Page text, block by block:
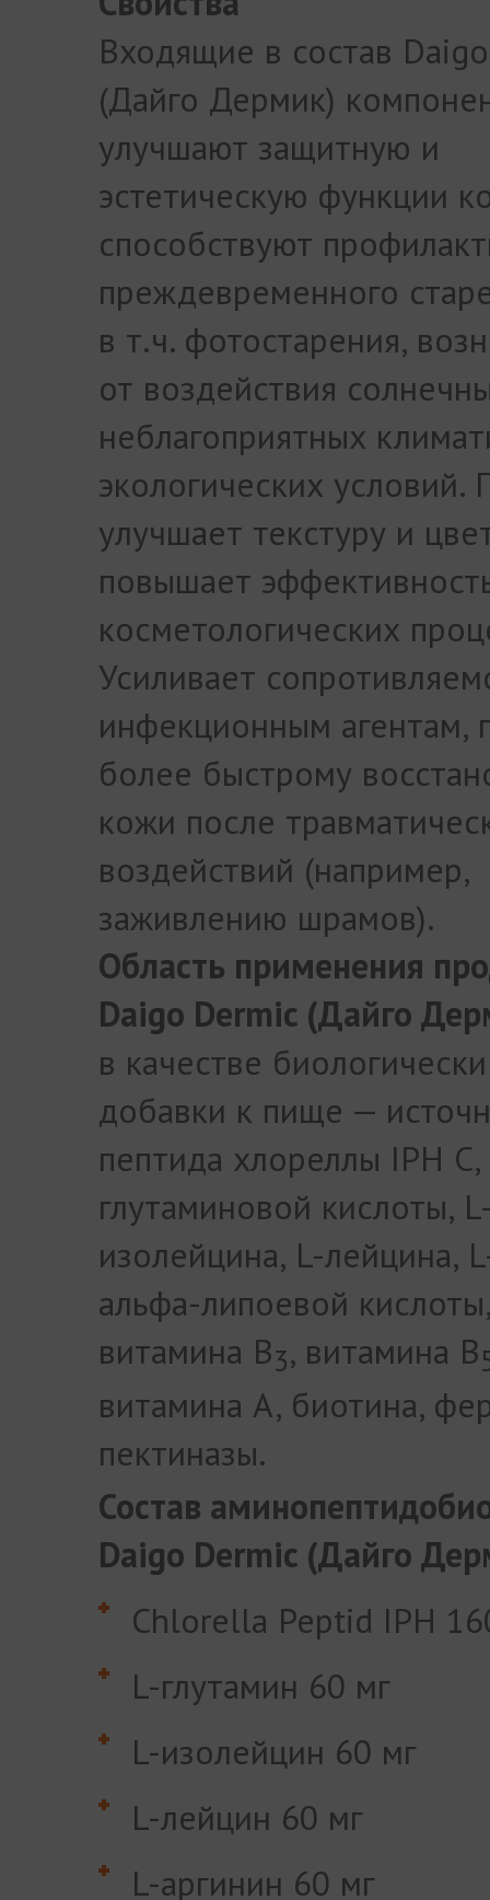
Входящие в состав
(Дайго Дермик)
улучшают защитную и
эстетическую функции
способствуют
преждевременного
в т.ч. фотостарения,
от воздействия
неблагоприятных
экологических условий.
улучшает текстуру и
повышает
косметологических
Усиливает
инфекционным агентам,
более быстрому
кожи после
воздействий (например,
заживлению шрамов).
Область применения
Daigo Dermic (Дайго
в качестве
добавки к пище —
пептида хлореллы IPH
глутаминовой кислоты,
изолейцина, L-лейцина,
альфа-липоевой
витамина B3, витамина B
витамина A, биотина,
пектиназы.
Состав
Daigo Dermic (Дайго
Chlorella Peptid IPH
L-глутамин 60 мг
L-изолейцин 60 мг
L-лейцин 60 мг
L-аргинин 60 мг